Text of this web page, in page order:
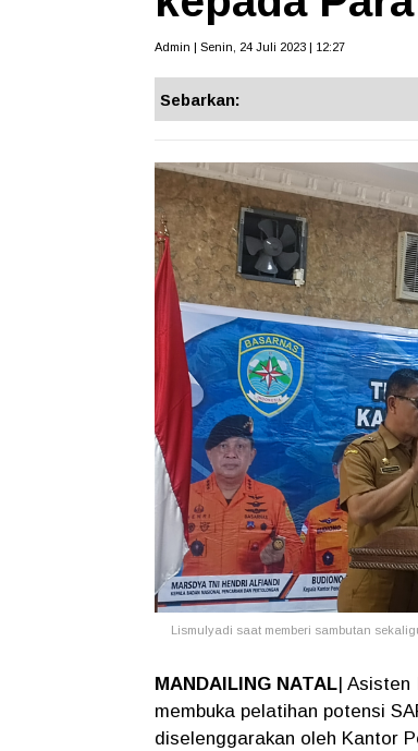
Admin | Senin, 24 Juli 2023 | 12:27
Sebarkan:
Lismulyadi saat memberi sambutan
MANDAILING NATAL |
membuka pelatihan potensi
diselenggarakan oleh Kantor